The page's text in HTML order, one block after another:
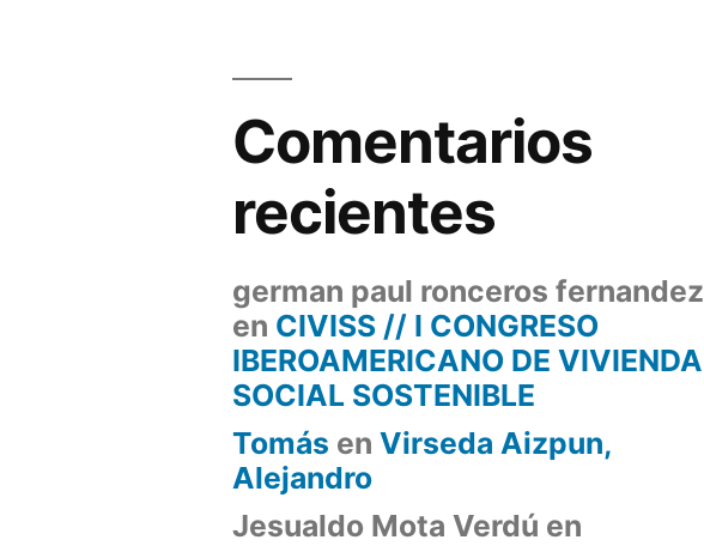
Comentarios
recientes
german paul ronceros fernandez
en CIVISS // I CONGRESO
IBEROAMERICANO DE VIVIENDA
SOCIAL SOSTENIBLE
Tomás enVirseda Aizpun,
Alejandro
Jesualdo Mota Verdú en